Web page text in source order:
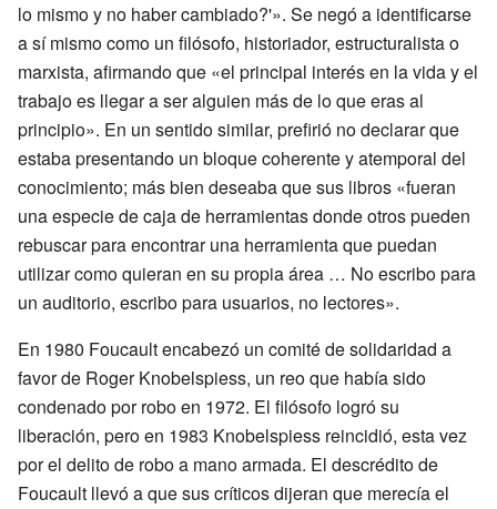
lo mismo y no haber cambiado?'». Se negó a identificarse
a sí mismo como un filósofo, historiador, estructuralista o
marxista, afirmando que «el principal interés en la vida y el
trabajo es llegar a ser alguien más de lo que eras al
principio». En un sentido similar, prefirió no declarar que
estaba presentando un bloque coherente y atemporal del
conocimiento; más bien deseaba que sus libros «fueran
una especie de caja de herramientas donde otros pueden
rebuscar para encontrar una herramienta que puedan
utilizar como quieran en su propia área … No escribo para
un auditorio, escribo para usuarios, no lectores».
En 1980 Foucault encabezó un comité de solidaridad a
favor de Roger Knobelspiess, un reo que había sido
condenado por robo en 1972. El filósofo logró su
liberación, pero en 1983 Knobelspiess reincidió, esta vez
por el delito de robo a mano armada. El descrédito de
Foucault llevó a que sus críticos dijeran que merecía el